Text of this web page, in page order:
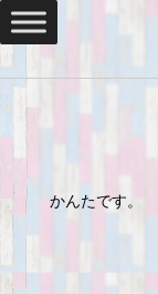
かんたです。